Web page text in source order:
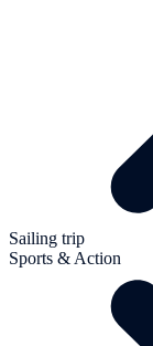
Sailing trip
Sports & Action